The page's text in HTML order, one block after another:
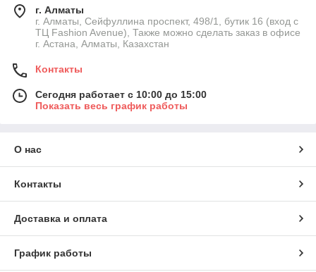
г. Алматы
г. Алматы, Сейфуллина проспект, 498/1, бутик 16 (вход с
ТЦ Fashion Avenue), Также можно сделать заказ в офисе
г. Астана, Алматы, Казахстан
Контакты
Сегодня работает с 10:00 до 15:00
Показать весь график работы
О нас
Контакты
Доставка и оплата
График работы